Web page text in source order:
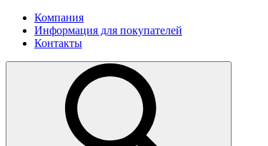
Компания
Информация для покупателей
Контакты